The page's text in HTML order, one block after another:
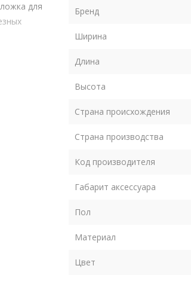
для
Бренд
Ширина
Длина
Высота
Страна происхождения
Страна производства
Код производителя
Габарит аксессуара
Пол
Материал
Цвет